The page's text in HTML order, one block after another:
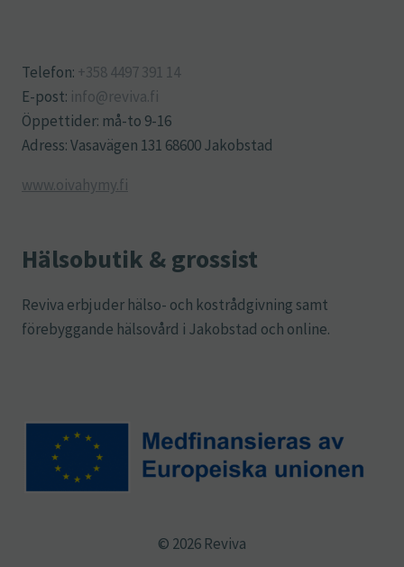
Telefon: +358 4497 391 14
E-post: info@reviva.fi
Öppettider: må-to 9-16
Adress: Vasavägen 131 68600 Jakobstad
www.oivahymy.fi
Hälsobutik & grossist
Reviva erbjuder hälso- och kostrådgivning samt
förebyggande hälsovård i Jakobstad och online.
© 2026 Reviva